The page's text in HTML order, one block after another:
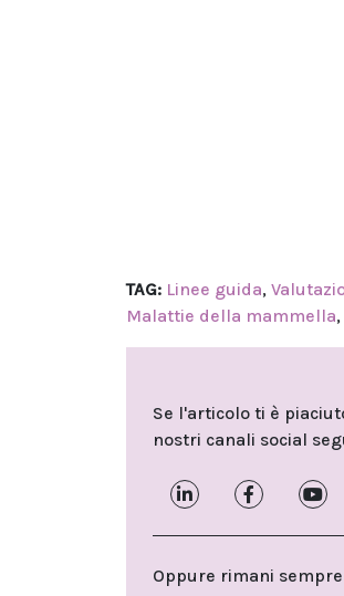
TAG: Linee guida,
Malattie della mammella,
Se l'articolo ti è
nostri canali social
Oppure rimani